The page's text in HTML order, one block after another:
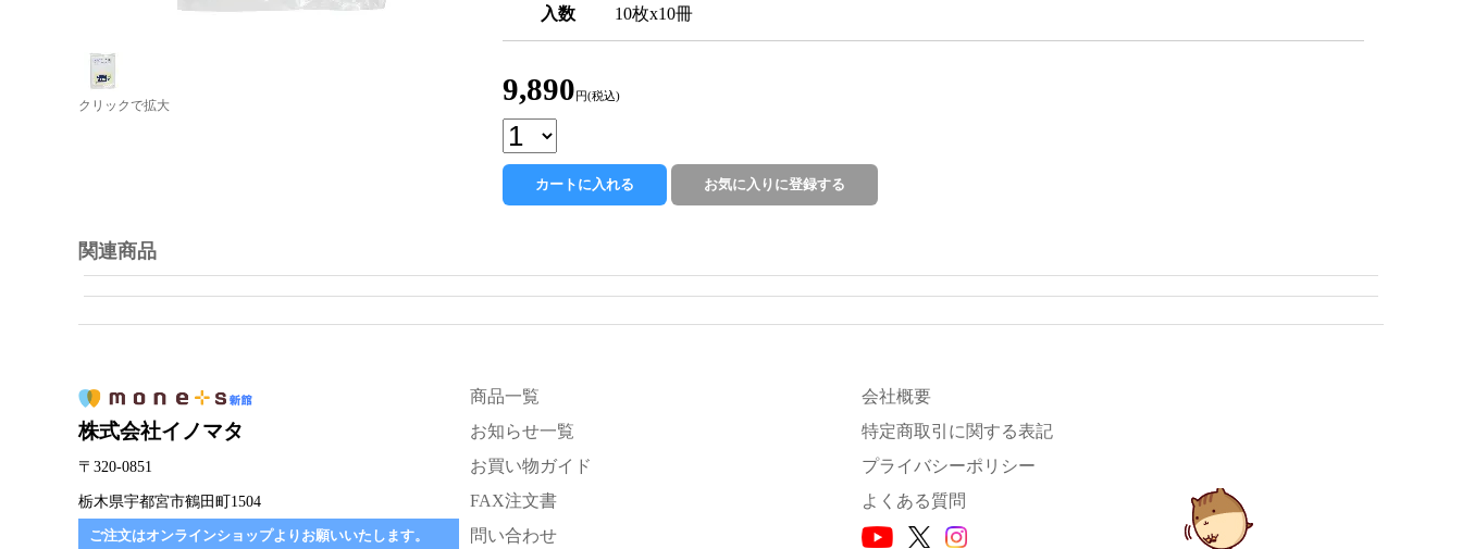
クリックで拡大
入数
10枚x10冊
9,890 円(税込)
関連商品
株式会社イノマタ
〒320-0851
栃木県宇都宮市鶴田町1504
ご注文はオンラインショップよりお願いいたします。
商品一覧
お知らせ一覧
お買い物ガイド
FAX注文書
問い合わせ
会社概要
特定商取引に関する表記
プライバシーポリシー
よくある質問